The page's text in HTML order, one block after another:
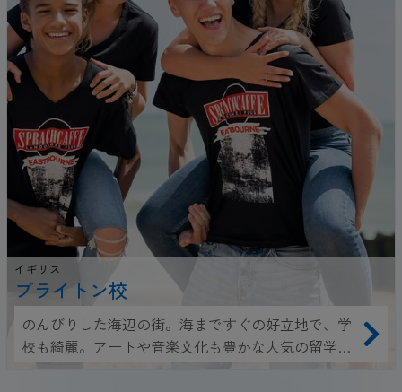
イギリス
ブライトン校
のんびりした海辺の街。海まですぐの好立地で、学
校も綺麗。アートや音楽文化も豊かな人気の留学先
です。